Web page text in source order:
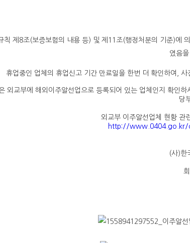
칙 제 8조(보증보험의 내용 등) 및 제 11 조(행정처분의 기준)에
였음
휴업중인 업체의 휴업신고 기간 만료일을 한번 더 확인하여 사
외교부에 해외이주알선업으로 등록되어 있는 업체인지 확인하
당
외교부 이주알선업체 현황 관
http://www.0404.go.kr/
(사)한